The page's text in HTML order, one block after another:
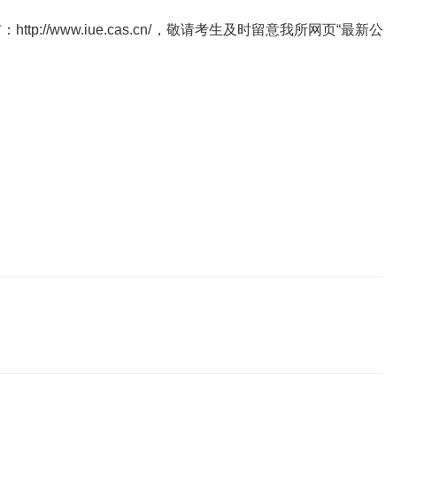
http://www.iue.cas.cn/，敬请考生及时留意我所网页“最新公